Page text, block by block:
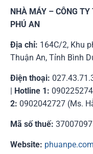
NHÀ MÁY – CÔNG
PHÚ AN
Địa chỉ: 164C/2, Khu
Thuận An, Tỉnh Bình
Điện thoại:
| Hotline 1:
2: 0902042727 (Ms.
Mã số thuế:
Website: phuanpe.com